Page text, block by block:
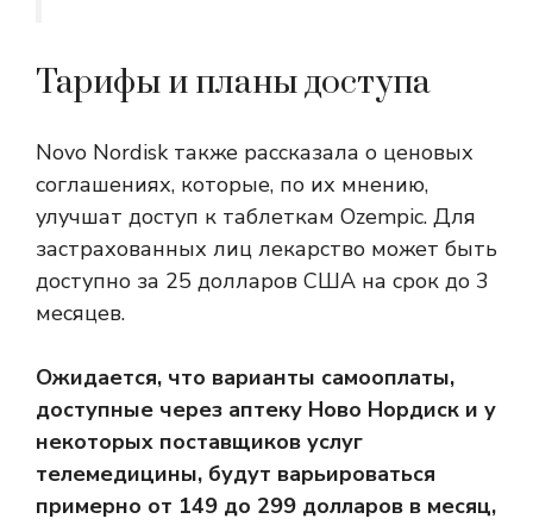
Тарифы и планы доступа
Novo Nordisk также рассказала о ценовых
соглашениях, которые, по их мнению,
улучшат доступ к таблеткам Ozempic. Для
застрахованных лиц лекарство может быть
доступно за 25 долларов США на срок до 3
месяцев.
Ожидается, что варианты самооплаты,
доступные через аптеку Ново Нордиск и у
некоторых поставщиков услуг
телемедицины, будут варьироваться
примерно от 149 до 299 долларов в месяц,